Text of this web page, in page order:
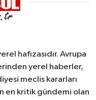
hafızasıdır. Avrupa
yerel haberler,
meclis kararları
en kritik gündemi olan